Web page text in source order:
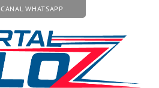
CANAL WHATSAPP